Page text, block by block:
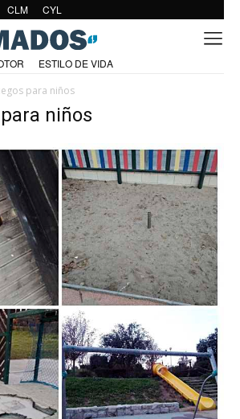
CLM CYL
ESTILO DE VIDA
para niños
niños